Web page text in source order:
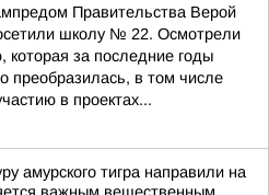
Правительства Верой
школу № 22. Осмотрели
которая за последние годы
преобразилась, в том числе
в проектах...
амурского тигра направили на